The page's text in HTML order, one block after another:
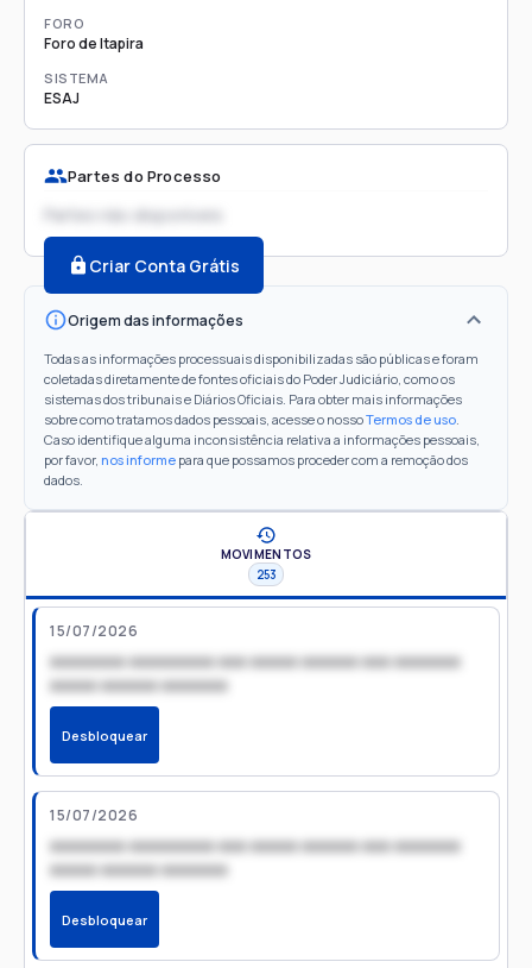
FORO
Foro de Itapira
SISTEMA
ESAJ
Partes do Processo
Partes não disponíveis
Criar Conta Grátis
Origem das informações
Todas as informações processuais disponibilizadas são públicas e foram
coletadas diretamente de fontes oficiais do Poder Judiciário, como os
sistemas dos tribunais e Diários Oficiais. Para obter mais informações
sobre como tratamos dados pessoais, acesse o nossoTermos de uso.
Caso identifique alguma inconsistência relativa a informações pessoais,
por favor, nos informe para que possamos proceder com a remoção dos
dados.
MOVIMENTOS
253
15/07/2026
xxxxxxxx xxxxxxxxx xxx xxxxx xxxxxx xxx xxxxxxx
xxxxx xxxxxx xxxxxxx
Desbloquear
15/07/2026
xxxxxxxx xxxxxxxxx xxx xxxxx xxxxxx xxx xxxxxxx
xxxxx xxxxxx xxxxxxx
Desbloquear